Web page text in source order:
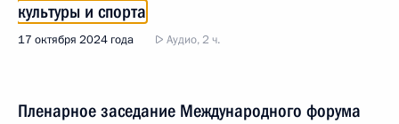
культуры и спорта
17 октября 2024 года Аудио, 2 ч.
Пленарное заседание Международного форума